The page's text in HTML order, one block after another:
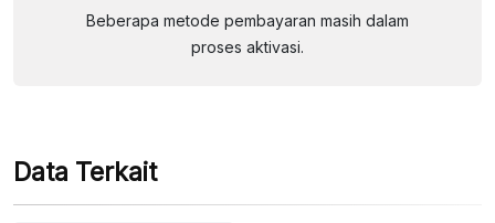
Beberapa metode pembayaran masih dalam
proses aktivasi.
Data Terkait